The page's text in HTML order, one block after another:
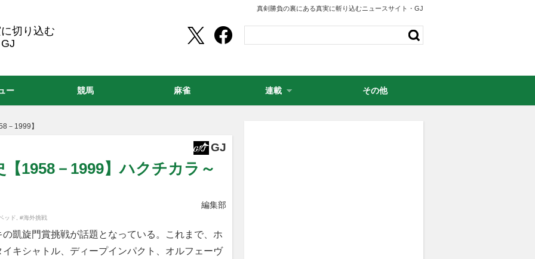
真剣勝負の裏にある真実に斬り込むニュースサイト・GJ
切り込む
－1999】
GJ
1958－1999】ハクチカラ～
編集部
ッド #海外挑戦
凱旋門賞挑戦が話題となっている。これまで、ホ
キシャトル、ディープインパクト、オルフェーヴ
ー 競馬 麻雀 連載 その他